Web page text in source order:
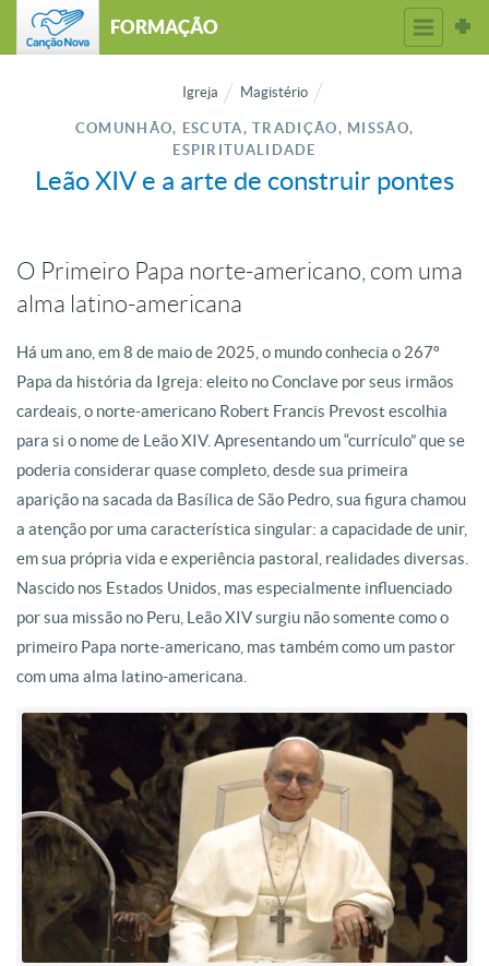
FORMAÇÃO
Igreja Magistério
COMUNHÃO, ESCUTA, TRADIÇÃO, MISSÃO,
ESPIRITUALIDADE
Leão XIV e a arte de construir pontes
O Primeiro Papa norte-americano, com uma
alma latino-americana
Há um ano, em 8 de maio de 2025, o mundo conhecia o 267º
Papa da história da Igreja: eleito no Conclave por seus irmãos
cardeais, o norte-americano Robert Francis Prevost escolhia
para si o nome de Leão XIV. Apresentando um “currículo” que se
poderia considerar quase completo, desde sua primeira
aparição na sacada da Basílica de São Pedro, sua figura chamou
a atenção por uma característica singular: a capacidade de unir,
em sua própria vida e experiência pastoral, realidades diversas.
Nascido nos Estados Unidos, mas especialmente influenciado
por sua missão no Peru, Leão XIV surgiu não somente como o
primeiro Papa norte-americano, mas também como um pastor
com uma alma latino-americana.